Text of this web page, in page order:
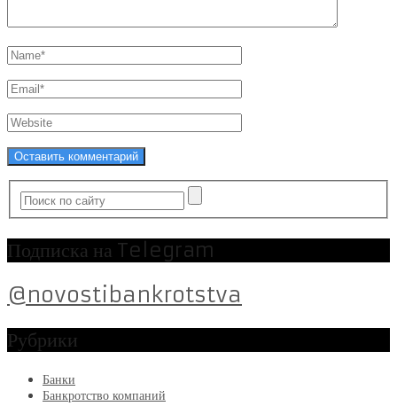
Подписка на Telegram
@novostibankrotstva
Рубрики
Банки
Банкротство компаний